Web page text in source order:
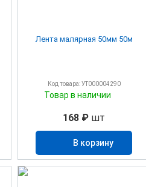
Лента малярная 50мм 50м
Код товара: УТ000004290
Товар в наличии
168 ₽ шт
В корзину